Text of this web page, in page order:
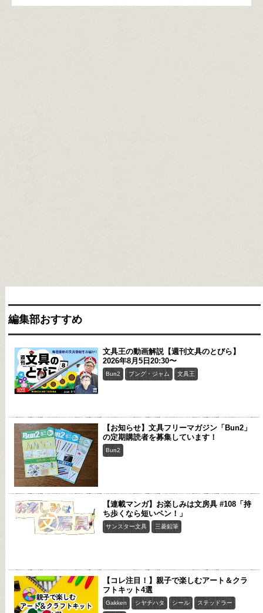
編集部おすすめ
文具王の動画解説【週刊文具のとびら】
2026年8月5日20:30〜
Bun2 ブング・ジャム 文具王
【お知らせ】文具フリーマガジン「Bun2」
の定期購読者を募集しています！
Bun2
【連載マンガ】お楽しみは文房具 #108「持
ち歩くなら短いペン！」
サンスター文具 三菱鉛筆
【コレ注目！】親子で楽しむアート＆クラ
フトキット4選
Gakken シヤチハタ シール ステッドラー